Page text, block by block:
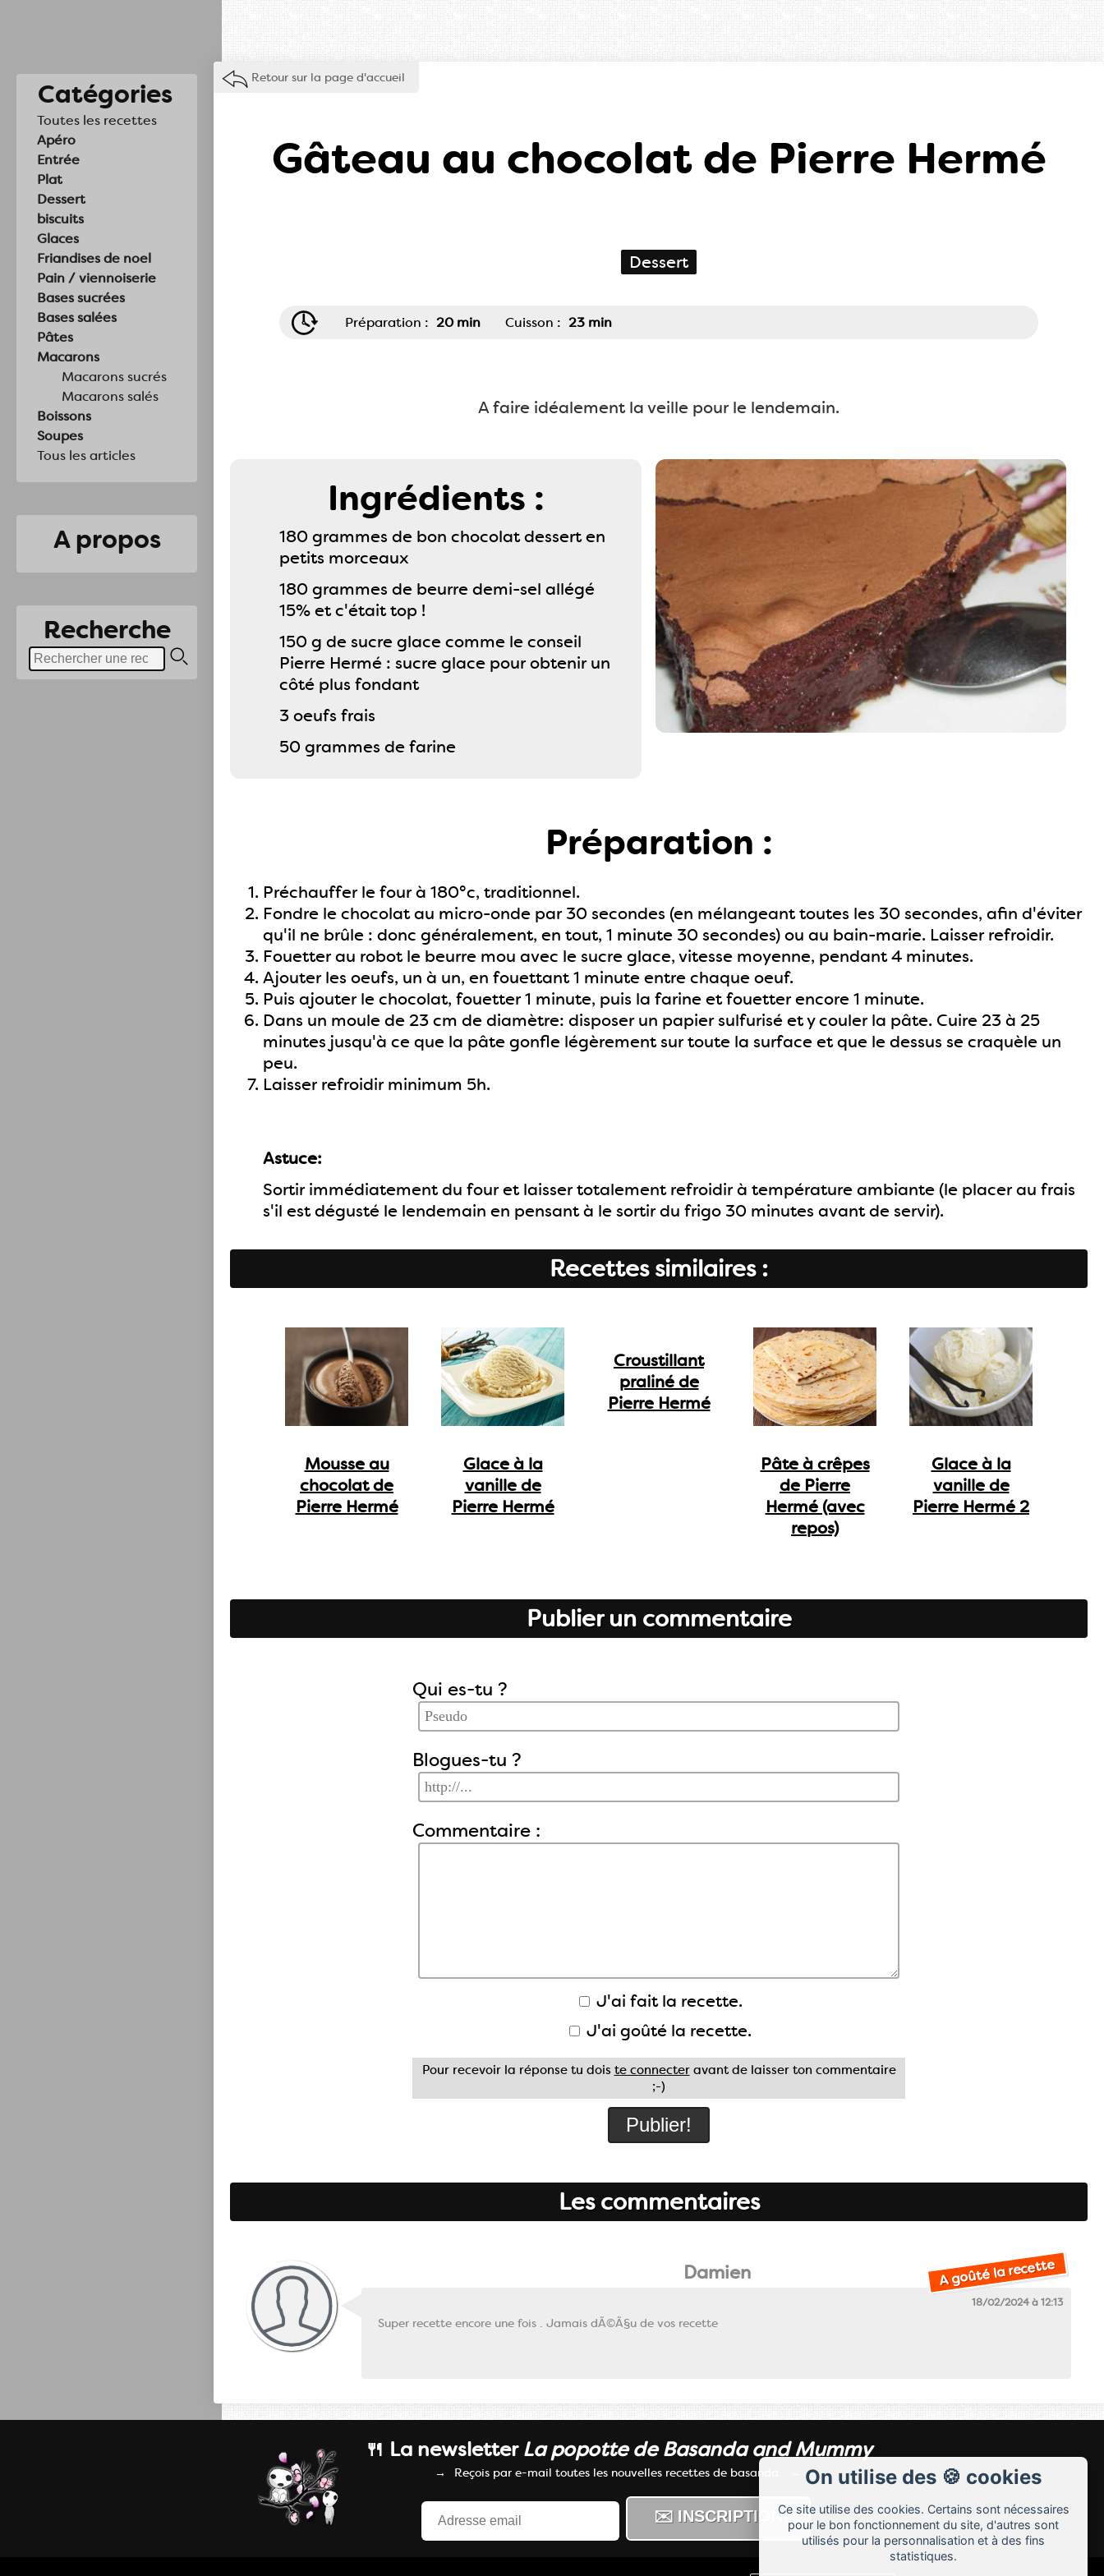
Catégories
Toutes les recettes
Apéro
Entrée
Plat
Dessert
biscuits
Glaces
Friandises de noel
Pain / viennoiserie
Bases sucrées
Bases salées
Pâtes
Macarons
Macarons sucrés
Macarons salés
Boissons
Soupes
Tous les articles
A propos
Recherche
Retour sur la page d'accueil
Gâteau au chocolat de Pierre Hermé
Dessert
Préparation : 20 min Cuisson : 23 min
A faire idéalement la veille pour le lendemain.
Ingrédients :
180 grammes de bon chocolat dessert en
petits morceaux
180 grammes de beurre demi-sel allégé
15% et c'était top !
150 g de sucre glace comme le conseil
Pierre Hermé : sucre glace pour obtenir un
côté plus fondant
3 oeufs frais
50 grammes de farine
Préparation :
Préchauffer le four à 180°c, traditionnel.
Fondre le chocolat au micro-onde par 30 secondes (en mélangeant toutes les 30 secondes, afin d'éviter
qu'il ne brûle : donc généralement, en tout, 1 minute 30 secondes) ou au bain-marie. Laisser refroidir.
Fouetter au robot le beurre mou avec le sucre glace, vitesse moyenne, pendant 4 minutes.
Ajouter les oeufs, un à un, en fouettant 1 minute entre chaque oeuf.
Puis ajouter le chocolat, fouetter 1 minute, puis la farine et fouetter encore 1 minute.
Dans un moule de 23 cm de diamètre: disposer un papier sulfurisé et y couler la pâte. Cuire 23 à 25
minutes jusqu'à ce que la pâte gonfle légèrement sur toute la surface et que le dessus se craquèle un
peu.
Laisser refroidir minimum 5h.
Astuce:
Sortir immédiatement du four et laisser totalement refroidir à température ambiante (le placer au frais
s'il est dégusté le lendemain en pensant à le sortir du frigo 30 minutes avant de servir).
Recettes similaires :
Mousse au
chocolat de
Pierre Hermé
Glace à la
vanille de
Pierre Hermé
Croustillant
praliné de
Pierre Hermé
Pâte à crêpes
de Pierre
Hermé (avec
repos)
Glace à la
vanille de
Pierre Hermé 2
Publier un commentaire
Qui es-tu ?
Blogues-tu ?
Commentaire :
J'ai fait la recette.
J'ai goûté la recette.
Pour recevoir la réponse tu dois te connecteravant de laisser ton commentaire
;-)
Les commentaires
Damien A fait la recette
A goûté la recette
18/02/2024 à 12:13
Super recette encore une fois . Jamais dÃ©Ã§u de vos recette
On utilise des 🍪 cookies
Ce site utilise des cookies. Certains sont nécessaires
pour le bon fonctionnement du site, d'autres sont
utilisés pour la personnalisation et à des fins
statistiques.
🍴 La newsletterLa popotte de Basanda and Mummy
Reçois par e-mail toutes les nouvelles recettes de basanda.